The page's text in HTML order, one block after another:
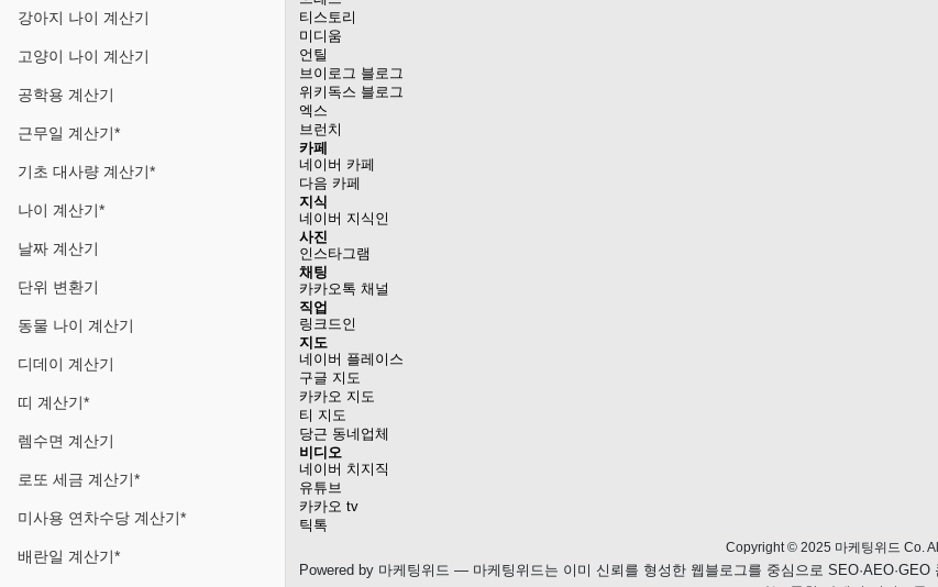
강아지 나이 계산기
고양이 나이 계산기
공학용 계산기
근무일 계산기*
기초 대사량 계산기*
나이 계산기*
날짜 계산기
단위 변환기
동물 나이 계산기
디데이 계산기
띠 계산기*
렘수면 계산기
로또 세금 계산기*
미사용 연차수당 계산기*
배란일 계산기*
티스토리
미디움
언틸
브이로그 블로그
위키독스 블로그
엑스
브런치
카페
네이버 카페
다음 카페
지식
네이버 지식인
사진
인스타그램
채팅
카카오톡 채널
직업
링크드인
지도
네이버 플레이스
구글 지도
카카오 지도
티 지도
당근 동네업체
비디오
네이버 치지직
유튜브
카카오 tv
틱톡
Copyright © 2025 마케팅위드 Co.
Powered by 마케팅위드 — 마케팅위드는 이미 신뢰를 형성한 웹블로그를 중심으로